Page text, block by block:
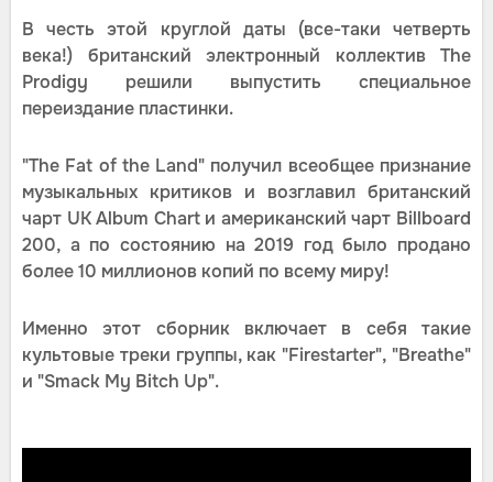
В честь этой круглой даты (все-таки четверть
века!) британский электронный коллектив The
Prodigy решили выпустить специальное
переиздание пластинки.
"The Fat of the Land" получил всеобщее признание
музыкальных критиков и возглавил британский
чарт UK Album Chart и американский чарт Billboard
200, а по состоянию на 2019 год было продано
более 10 миллионов копий по всему миру!
Именно этот сборник включает в себя такие
культовые треки группы, как "Firestarter", "Breathe"
и "Smack My Bitch Up".